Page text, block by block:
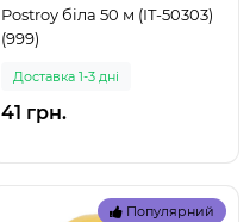
Postroy біла 50 м (IT-50303)
(999)
Доставка 1-3 дні
41 грн.
Популярний